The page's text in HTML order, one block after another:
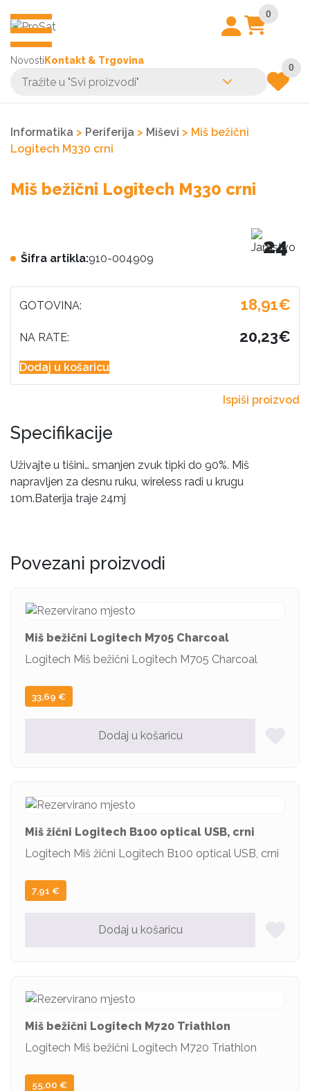
0
Novosti Kontakt & Trgovina
0
Informatika > Periferija > Miševi > Miš bežični
Logitech M330 crni
Miš bežični Logitech M330 crni
Šifra artikla:910-004909
GOTOVINA: 18,91€
NA RATE: 20,23€
Dodaj u košaricu
Ispiši proizvod
Specifikacije
Uživajte u tišini… smanjen zvuk tipki do 90%. Miš
napravljen za desnu ruku, wireless radi u krugu
10m.Baterija traje 24mj
Povezani proizvodi
Miš bežični Logitech M705 Charcoal
Logitech Miš bežični Logitech M705 Charcoal
33,69 €
Dodaj u košaricu
Miš žični Logitech B100 optical USB, crni
Logitech Miš žični Logitech B100 optical USB, crni
7,91 €
Dodaj u košaricu
Miš bežični Logitech M720 Triathlon
Logitech Miš bežični Logitech M720 Triathlon
55,00 €
24